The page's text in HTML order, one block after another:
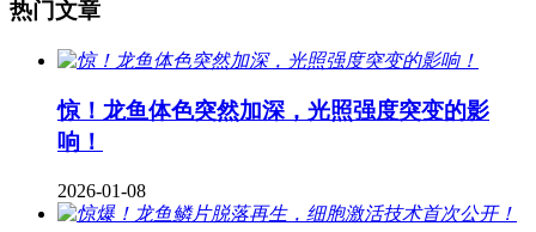
热门文章
惊！龙鱼体色突然加深，光照强度突变的影
响！
2026-01-08